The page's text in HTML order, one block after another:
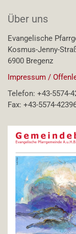
Über uns
Evangelische
Kosmus-Jenny-
6900 Bregenz
Impressum /
Telefon: +43-5574-
Fax: +43-5574-